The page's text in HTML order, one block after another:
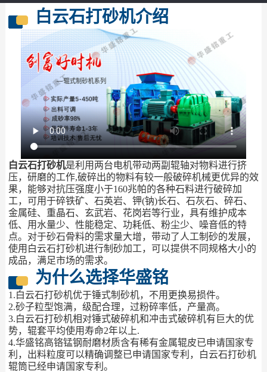
白云石打砂机介绍
白云石打砂机是利用两台电机带动两副辊轴对物料进行挤
压，研磨的工作,破碎出的物料有较一般破碎机械更优异的效
果，能够对抗压强度小于160兆帕的各种石料进行破碎加
工，可用于碎铁矿、石英岩、钾(钠)长石、石灰石、碎石、
金属硅、重晶石、玄武岩、花岗岩等行业，具有维护成本
低、用水量少、性能稳定、功耗低、粉尘少、噪音低的特
点。对于砂石骨料的需求量大增，带动了人工制砂的发展，
使用白云石打砂机进行制砂加工，可以提供不同规格大小的
成品，满足市场的需求。
为什么选择华盛铭
1.白云石打砂机优于锤式制砂机，不用更换易损件。
2.砂子粒型饱满，级配合理，过粉碎率低，产量高。
3.白云石打砂机相对锤式破碎机和冲击式破碎机有巨大的优
势，辊套平均使用寿命2年以上.
4.华盛铭高铬锰钢耐磨材质含有稀有金属辊皮已申请国家专
利，出料粒度可以精确调整已申请国家专利，白云石打砂机
辊筒已经申请国家专利。